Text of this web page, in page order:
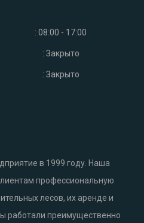
: 08:00 - 17:00
: Закрыто
: Закрыто
в 1999 году. Наша
профессиональную
лесов, их аренде и
работали преимущественно